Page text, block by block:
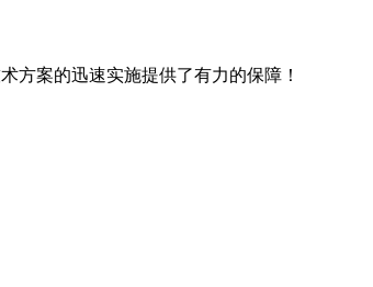
方案的迅速实施提供了有力的保障！